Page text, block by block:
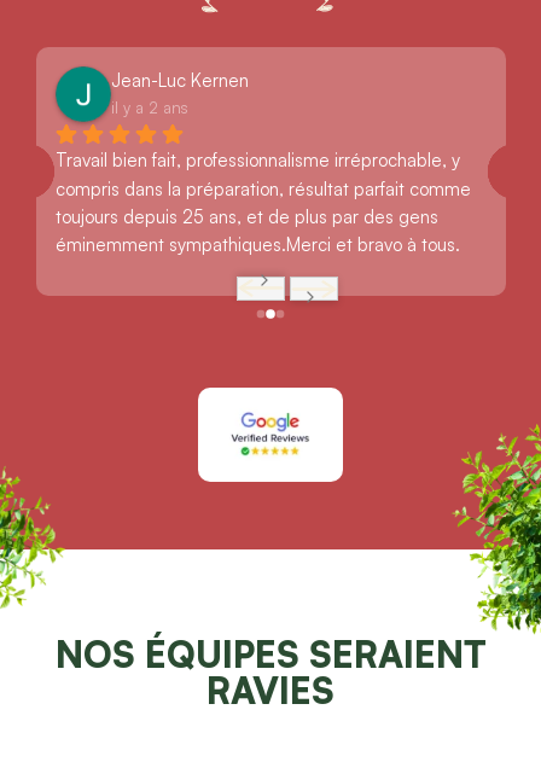
Jean-Luc Kernen
il y a 2 ans
Travail bien fait, professionnalisme irréprochable, y
compris dans la préparation, résultat parfait comme
toujours depuis 25 ans, et de plus par des gens
éminemment sympathiques.Merci et bravo à tous.
NOS ÉQUIPES SERAIENT
RAVIES